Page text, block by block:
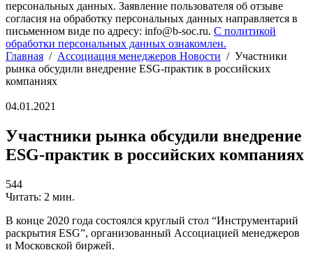
персональных данных. Заявление пользователя об отзыве
согласия на обработку персональных данных направляется в
письменном виде по адресу: info@b-soc.ru. С политикой
обработки персональных данных ознакомлен.
Главная / Ассоциация менеджеров Новости / Участники
рынка обсудили внедрение ESG-практик в российских
компаниях
04.01.2021
Участники рынка обсудили внедрение
ESG-практик в российских компаниях
544
Читать: 2 мин.
В конце 2020 года состоялся круглый стол “Инструментарий
раскрытия ESG”, организованный Ассоциацией менеджеров
и Московской биржей.